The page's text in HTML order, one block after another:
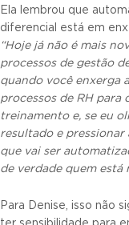
Ela lembrou que
diferencial está em
“Hoje já não é mais
processos de gestão
quando você enxerga
processos de RH para
treinamento e, se eu
resultado e pressionar
que vai ser
de verdade quem está
Para Denise, isso não